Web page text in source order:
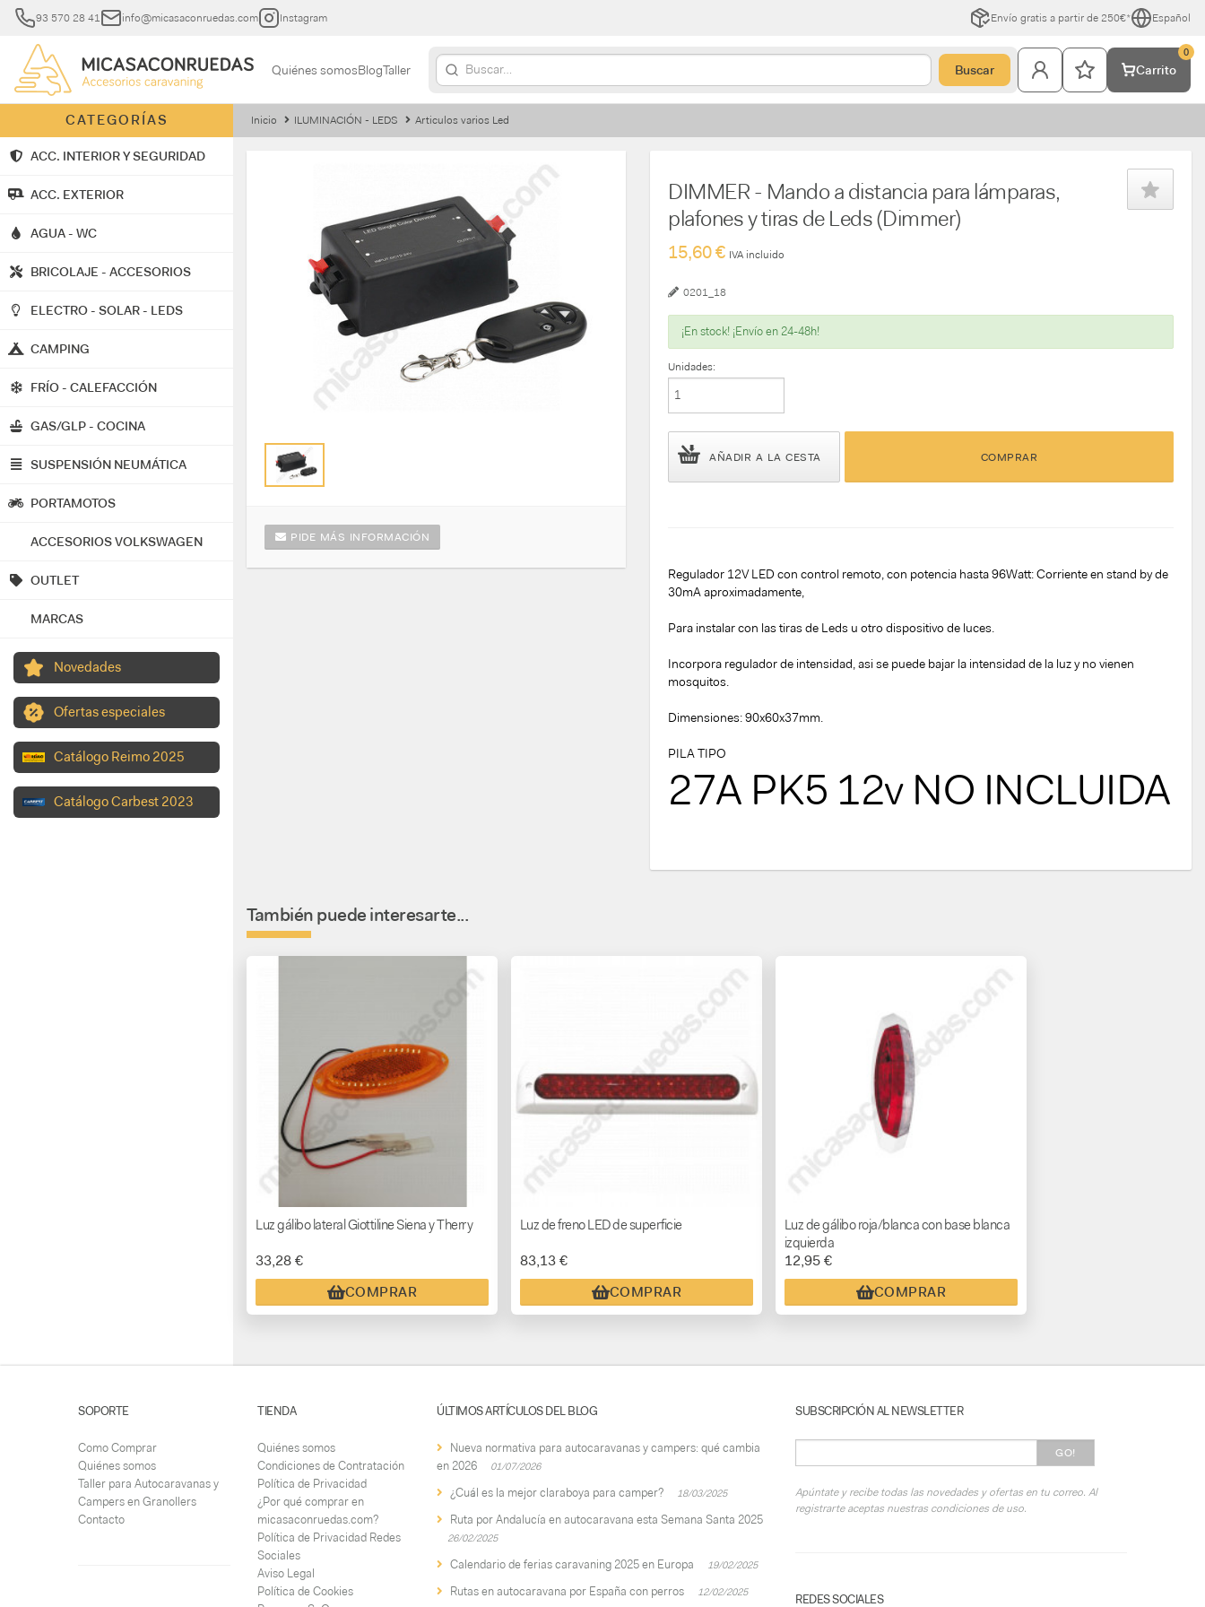
93 570 28 41 info@micasaconruedas.com Instagram Envío gratis a partir de 250€* Español
Quiénes somosBlogTaller Buscar Carrito
0
CATEGORÍAS
ACC. INTERIOR Y SEGURIDAD
ACC. EXTERIOR
AGUA - WC
BRICOLAJE - ACCESORIOS
ELECTRO - SOLAR - LEDS
CAMPING
FRÍO - CALEFACCIÓN
GAS/GLP - COCINA
SUSPENSIÓN NEUMÁTICA
PORTAMOTOS
ACCESORIOS VOLKSWAGEN
OUTLET
MARCAS
Novedades
Ofertas especiales
Catálogo Reimo 2025
Catálogo Carbest 2023
Inicio ILUMINACIÓN - LEDS Articulos varios Led
PIDE MÁS INFORMACIÓN
DIMMER - Mando a distancia para lámparas,
plafones y tiras de Leds (Dimmer)
15,60 € IVA incluido
0201_18
¡En stock! ¡Envío en 24-48h!
Unidades:
AÑADIR A LA CESTA COMPRAR
Regulador 12V LED con control remoto, con potencia hasta 96Watt: Corriente en stand by de
30mA aproximadamente,
Para instalar con las tiras de Leds u otro dispositivo de luces.
Incorpora regulador de intensidad, asi se puede bajar la intensidad de la luz y no vienen
mosquitos.
Dimensiones: 90x60x37mm.
PILA TIPO
27A PK5 12v NO INCLUIDA
También puede interesarte...
Luz gálibo lateral Giottiline Siena y Therry
33,28 €
COMPRAR
Luz de freno LED de superficie
83,13 €
COMPRAR
Luz de gálibo roja/blanca con base blanca
izquierda
12,95 €
COMPRAR
SOPORTE
Como Comprar
Quiénes somos
Taller para Autocaravanas y
Campers en Granollers
Contacto
TIENDA
Quiénes somos
Condiciones de Contratación
Política de Privacidad
¿Por qué comprar en
micasaconruedas.com?
Política de Privacidad Redes
Sociales
Aviso Legal
Política de Cookies
ÚLTIMOS ARTÍCULOS DEL BLOG
Nueva normativa para autocaravanas y campers: qué cambia
en 2026
01/07/2026
¿Cuál es la mejor claraboya para camper? 18/03/2025
Ruta por Andalucía en autocaravana esta Semana Santa 2025
26/02/2025
Calendario de ferias caravaning 2025 en Europa 19/02/2025
Rutas en autocaravana por España con perros 12/02/2025
SUBSCRIPCIÓN AL NEWSLETTER
GO!
Apúntate y recibe todas las novedades y ofertas en tu correo. Al
registrarte aceptas nuestras condiciones de uso.
REDES SOCIALES